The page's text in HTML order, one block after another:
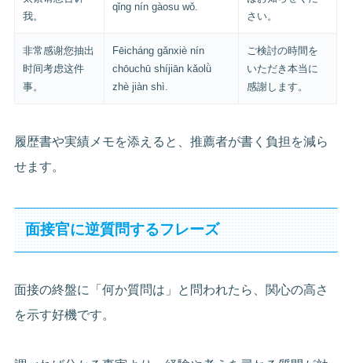
我。
qǐng nín gàosu wǒ.
さい。
非常感谢您抽出
时间考虑这件
事。
Fēicháng gǎnxiè nín
chōuchū shíjiān kǎolǜ
zhè jiàn shì.
ご検討の時間を
いただき本当に
感謝します。
履歴書や実績メモを添えると、推薦者が書く負担を減ら
せます。
面接官に逆質問するフレーズ
面接の終盤に「何か質問は」と問われたら、関心の高さ
を示す好機です。